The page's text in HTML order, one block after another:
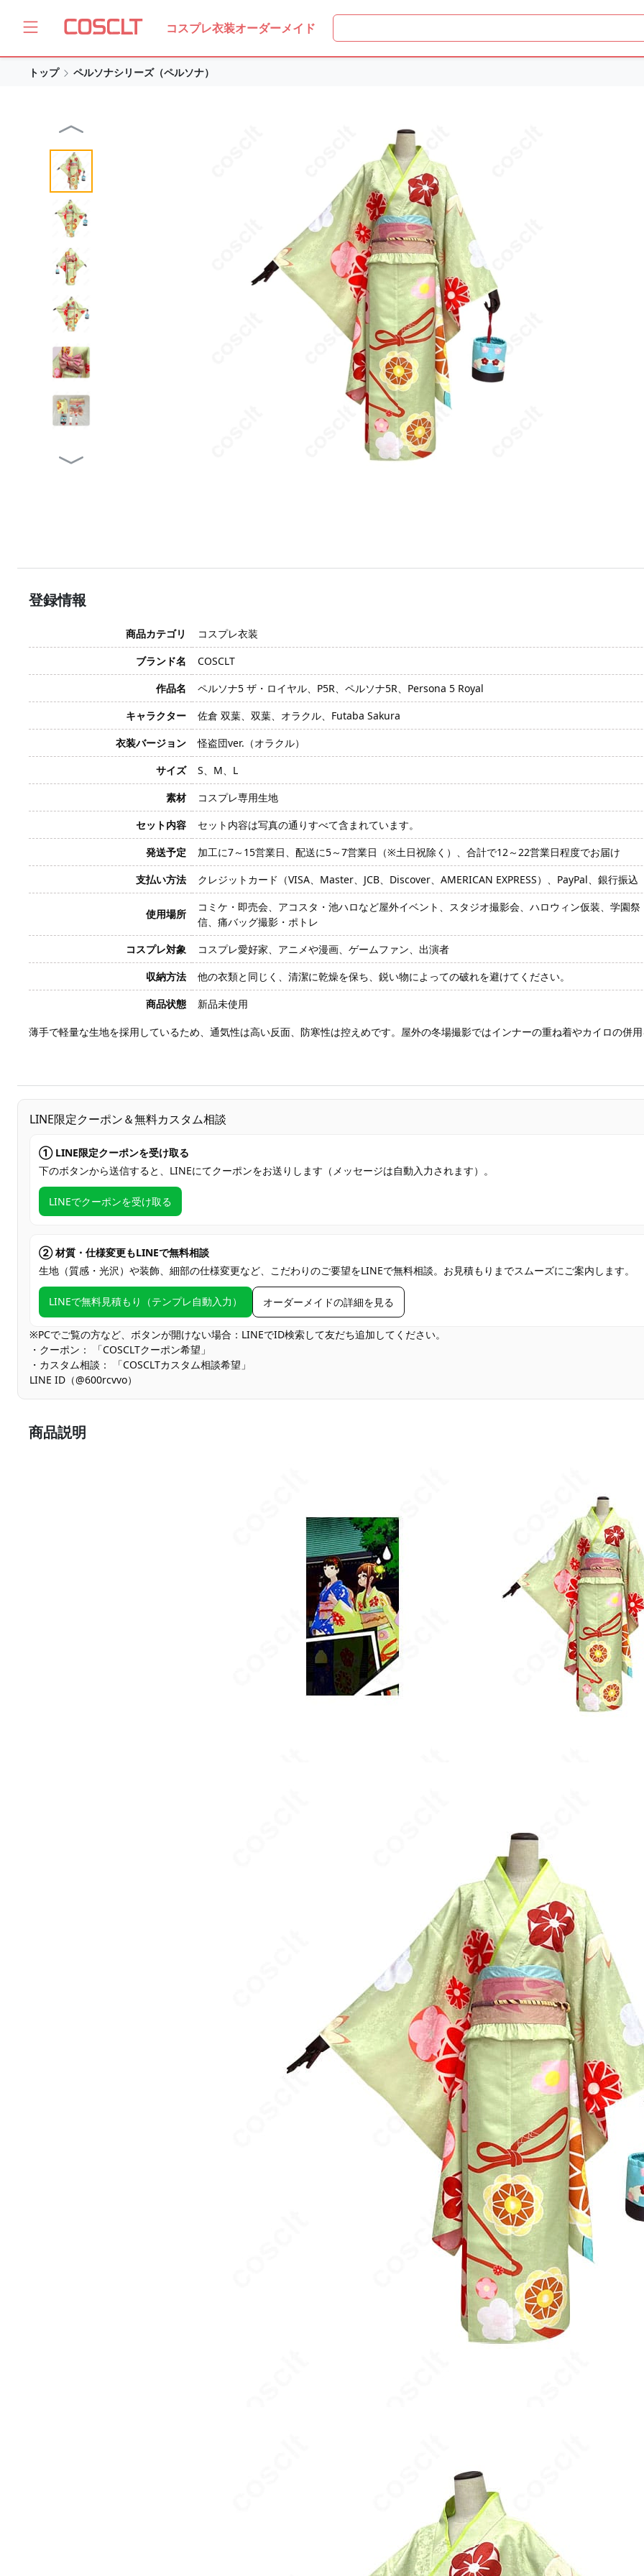
コスプレ衣装オーダーメイド
トップ ペルソナシリーズ（ペルソナ）
登録情報
商品カテゴリ
コスプレ衣装
ブランド名
COSCLT
作品名
ペルソナ5 ザ・ロイヤル、P5R、ペルソナ5R、Persona 5 Royal
キャラクター
佐倉 双葉、双葉、オラクル、Futaba Sakura
衣装バージョン
怪盗団ver.（オラクル）
サイズ
S、M、L
素材
コスプレ専用生地
セット内容
セット内容は写真の通りすべて含まれています。
発送予定
加工に7～15営業日、配送に5～7営業日（※土日祝除く）、合計で12～22営業日程度でお届け
支払い方法
クレジットカード（VISA、Master、JCB、Discover、AMERICAN EXPRESS）、PayPal、銀行振込
使用場所
コミケ・即売会、アコスタ・池ハロなど屋外イベント、スタジオ撮影会、ハロウィン仮装、学園
信、痛バッグ撮影・ポトレ
コスプレ対象
コスプレ愛好家、アニメや漫画、ゲームファン、出演者
収納方法
他の衣類と同じく、清潔に乾燥を保ち、鋭い物によっての破れを避けてください。
商品状態
新品未使用
薄手で軽量な生地を採用しているため、通気性は高い反面、防寒性は控えめです。屋外の冬場撮影ではインナーの重ね着やカイロの併用
LINE限定クーポン＆無料カスタム相談
① LINE限定クーポンを受け取る
下のボタンから送信すると、LINEにてクーポンをお送りします（メッセージは自動入力されます）。
LINEでクーポンを受け取る
② 材質・仕様変更もLINEで無料相談
生地（質感・光沢）や装飾、細部の仕様変更など、こだわりのご要望をLINEで無料相談。お見積もりまでスムーズにご案内します。
LINEで無料見積もり（テンプレ自動入力） オーダーメイドの詳細を見る
※PCでご覧の方など、ボタンが開けない場合：LINEでID検索して友だち追加してください。
・クーポン： 「COSCLTクーポン希望」
・カスタム相談： 「COSCLTカスタム相談希望」
LINE ID（@600rcvvo）
商品説明